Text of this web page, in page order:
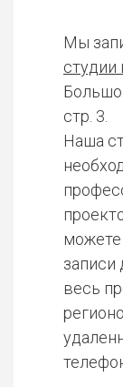
Мы
стр. 3.
Наша
можете
записи
весь